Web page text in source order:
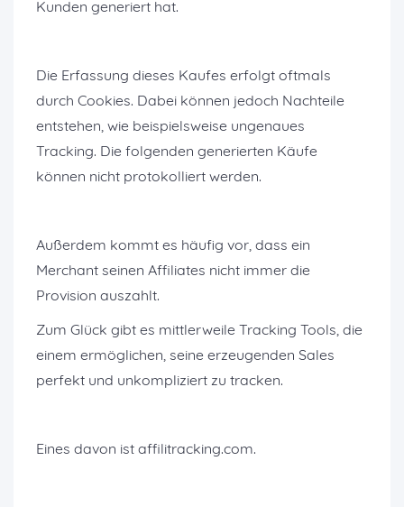
Kunden generiert hat.
Die Erfassung dieses Kaufes erfolgt oftmals
durch Cookies. Dabei können jedoch Nachteile
entstehen, wie beispielsweise ungenaues
Tracking. Die folgenden generierten Käufe
können nicht protokolliert werden.
Außerdem kommt es häufig vor, dass ein
Merchant seinen Affiliates nicht immer die
Provision auszahlt.
Zum Glück gibt es mittlerweile Tracking Tools, die
einem ermöglichen, seine erzeugenden Sales
perfekt und unkompliziert zu tracken.
Eines davon ist affilitracking.com.